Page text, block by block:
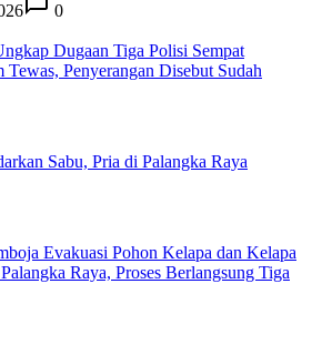
0
Dugaan Tiga Polisi Sempat
Tewas, Penyerangan Disebut Sudah
Sabu, Pria di Palangka Raya
Evakuasi Pohon Kelapa dan Kelapa
Raya, Proses Berlangsung Tiga